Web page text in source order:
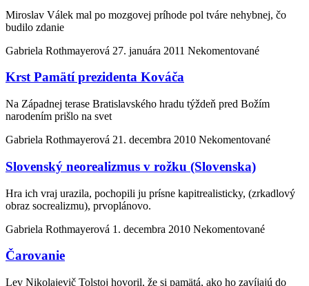
Miroslav Válek mal po mozgovej príhode pol tváre nehybnej, čo
budilo zdanie
Gabriela Rothmayerová 27. januára 2011 Nekomentované
Krst Pamätí prezidenta Kováča
Na Západnej terase Bratislavského hradu týždeň pred Božím
narodením prišlo na svet
Gabriela Rothmayerová 21. decembra 2010 Nekomentované
Slovenský neorealizmus v rožku (Slovenska)
Hra ich vraj urazila, pochopili ju prísne kapitrealisticky, (zrkadlový
obraz socrealizmu), prvoplánovo.
Gabriela Rothmayerová 1. decembra 2010 Nekomentované
Čarovanie
Lev Nikolajevič Tolstoj hovoril, že si pamätá, ako ho zavíjajú do